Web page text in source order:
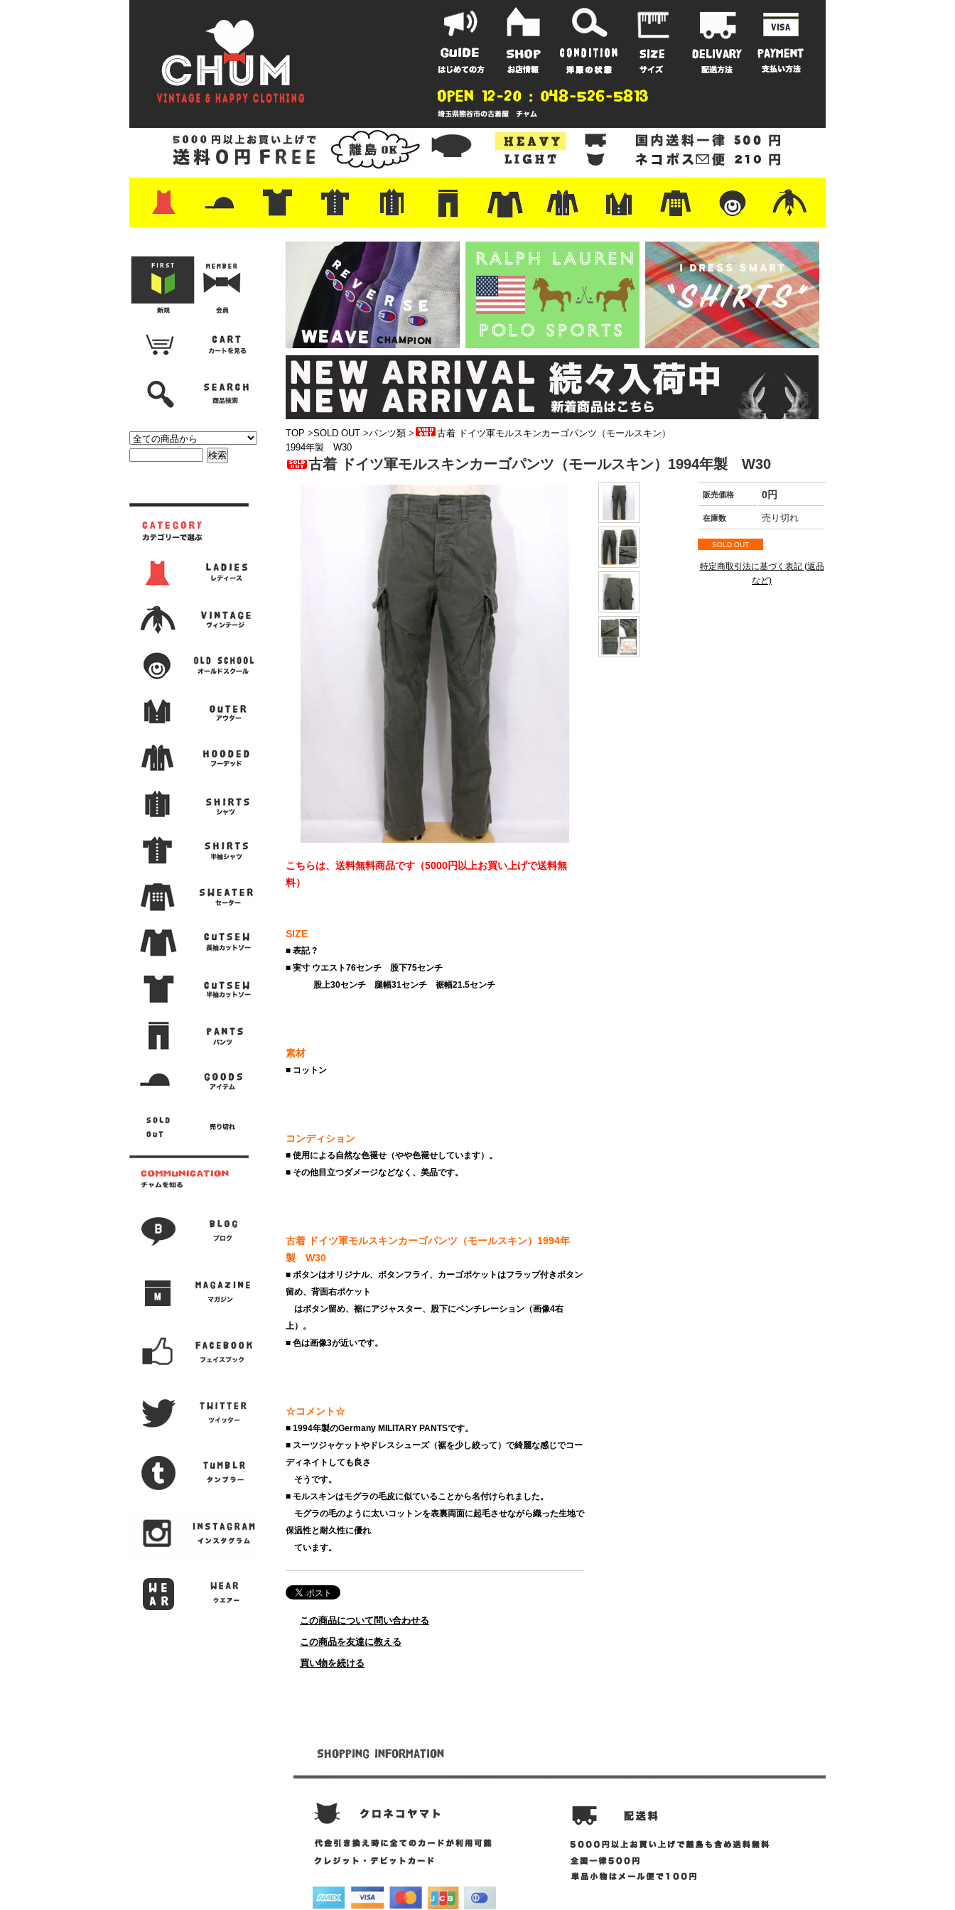
・レザーシューズ/スニーカー
・プリントTシャツ
・バンド/ツアー
・キャラクター
・Nike/adidas/スポーツ
・チャンピオン
・サーフ/スケート
・ボーダー/総柄/無地
・フットボール/リンガー
・タンクトップ/NBA・ポロシャツ
・半袖シャツ
・アロハ/サーフ/ボーリング
・ラルフ/ブランド
・無地/チェック/ストライプ
・ワーク/ミリタリー/ウエスタ
・ネル/ウール ・ショートパンツ
・アウトドア/グラミチ
・ジーンズ/ペインター
・Levi's RED
・ミリタリー/ワーク
・コーデュロイ/スタプレ
・コットン/スラックス/チノ
・オーバーオール/つなぎ
・ジャージ/スウェット/ナイロ
ン
・セントジェームス/ルミノア
・ロンT/サーマル/ラグビー・プリント/半袖/スウェット
・チャンピオン/リバース
・パーカー ・デニム/コットン
・アウトドア/フリース
・ジャージ/ナイロン
・ミリタリー/ワーク
・ウール/レザー
・スーツ/ジレ
TOP >SOLD OUT >パンツ類 >
古着 ドイツ軍モルスキンカーゴパンツ（モールスキン）
1994年製 W30
古着 ドイツ軍モルスキンカーゴパンツ（モールスキン）1994年製 W30
販売価格 0円
在庫数 売り切れ
SOLD OUT
特定商取引法に基づく表記 (返品
など)
こちらは、送料無料商品です（5000円以上お買い上げで送料無
料）
SIZE
■ 表記 ?
■ 実寸 ウエスト76センチ 股下75センチ
股上30センチ 腿幅31センチ 裾幅21.5センチ
素材
■ コットン
コンディション
■ 使用による自然な色褪せ（やや色褪せしています）。
■ その他目立つダメージなどなく、美品です。
古着 ドイツ軍モルスキンカーゴパンツ（モールスキン）1994年
製 W30
■ ボタンはオリジナル、ボタンフライ、カーゴポケットはフラップ付きボタン
留め、背面右ポケット
はボタン留め、裾にアジャスター、股下にベンチレーション（画像4右
上）。
■ 色は画像3が近いです。
☆コメント☆
■ 1994年製のGermany MILITARY PANTSです。
■ スーツジャケットやドレスシューズ（裾を少し絞って）で綺麗な感じでコー
ディネイトしても良さ
そうです。
■ モルスキンはモグラの毛皮に似ていることから名付けられました。
モグラの毛のように太いコットンを表裏両面に起毛させながら織った生地で
保温性と耐久性に優れ
ています。
この商品について問い合わせる
この商品を友達に教える
買い物を続ける